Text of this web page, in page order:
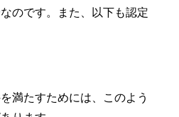
のです。また、以下も認定
満たすためには、このよう